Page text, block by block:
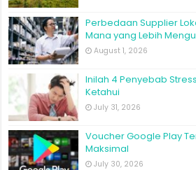
Perbedaan Supplier
Mana yang Lebih
August 1, 2026
Inilah 4 Penyebab
Ketahui
July 31, 2026
Voucher Google Play
Maksimal
July 30, 2026